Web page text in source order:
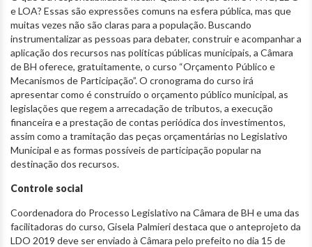
e LOA? Essas são expressões comuns na esfera pública, mas que
muitas vezes não são claras para a população. Buscando
instrumentalizar as pessoas para debater, construir e acompanhar a
aplicação dos recursos nas políticas públicas municipais, a Câmara
de BH oferece, gratuitamente, o curso “Orçamento Público e
Mecanismos de Participação”. O cronograma do curso irá
apresentar como é construído o orçamento público municipal, as
legislações que regem a arrecadação de tributos, a execução
financeira e a prestação de contas periódica dos investimentos,
assim como a tramitação das peças orçamentárias no Legislativo
Municipal e as formas possíveis de participação popular na
destinação dos recursos.
Controle social
Coordenadora do Processo Legislativo na Câmara de BH e uma das
facilitadoras do curso, Gisela Palmieri destaca que o anteprojeto da
LDO 2019 deve ser enviado à Câmara pelo prefeito no dia 15 de